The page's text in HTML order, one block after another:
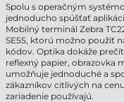
Spolu s operačným
jednoducho spúšťať
Mobilný terminál Zebra
SE55, ktorú možno použiť
kódov. Optika dokáže
reflexný papier, obrazovka
umožňuje jednoduché a
zákazníkov citlivých na
zariadenie používajú.